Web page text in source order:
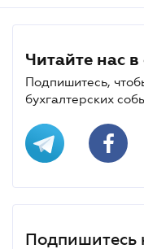
Читайте нас в
Подпишитесь,
бухгалтерских
Подпишитесь